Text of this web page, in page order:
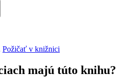
Požičať v knižnici
majú túto knihu?